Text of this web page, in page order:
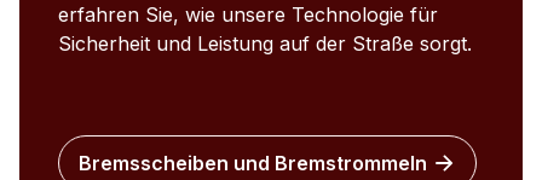
erfahren Sie, wie unsere Technologie für
Sicherheit und Leistung auf der Straße sorgt.
Bremsscheiben und Bremstrommeln